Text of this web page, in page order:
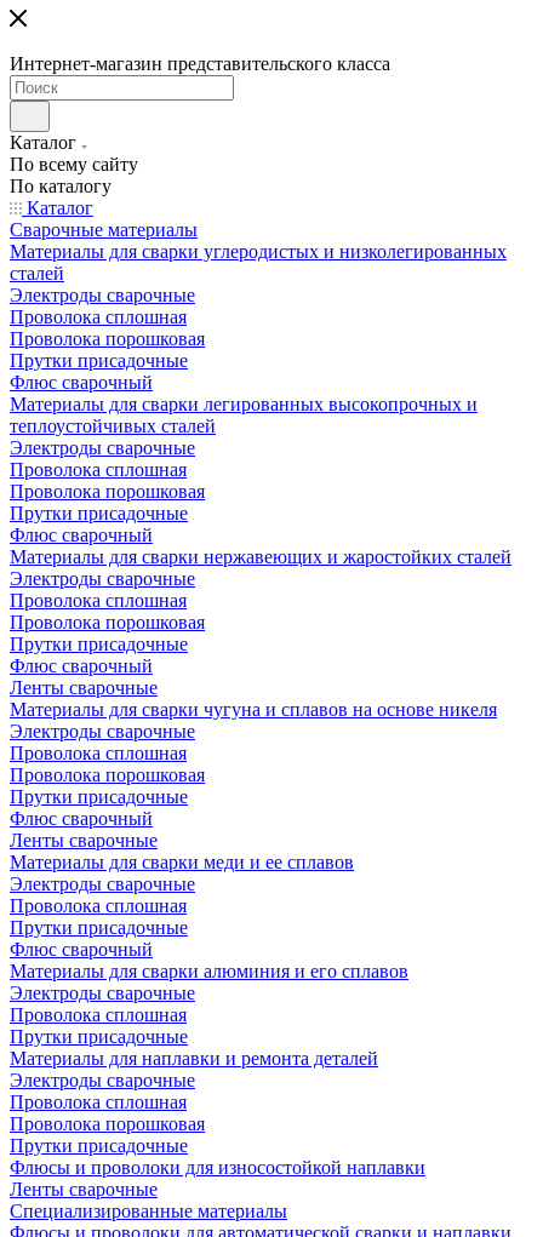
Интернет-магазин представительского класса
Каталог
По всему сайту
По каталогу
Каталог
Сварочные материалы
Материалы для сварки углеродистых и низколегированных
сталей
Электроды сварочные
Проволока сплошная
Проволока порошковая
Прутки присадочные
Флюс сварочный
Материалы для сварки легированных высокопрочных и
теплоустойчивых сталей
Электроды сварочные
Проволока сплошная
Проволока порошковая
Прутки присадочные
Флюс сварочный
Материалы для сварки нержавеющих и жаростойких сталей
Электроды сварочные
Проволока сплошная
Проволока порошковая
Прутки присадочные
Флюс сварочный
Ленты сварочные
Материалы для сварки чугуна и сплавов на основе никеля
Электроды сварочные
Проволока сплошная
Проволока порошковая
Прутки присадочные
Флюс сварочный
Ленты сварочные
Материалы для сварки меди и ее сплавов
Электроды сварочные
Проволока сплошная
Прутки присадочные
Флюс сварочный
Материалы для сварки алюминия и его сплавов
Электроды сварочные
Проволока сплошная
Прутки присадочные
Материалы для наплавки и ремонта деталей
Электроды сварочные
Проволока сплошная
Проволока порошковая
Прутки присадочные
Флюсы и проволоки для износостойкой наплавки
Ленты сварочные
Специализированные материалы
Флюсы и проволоки для автоматической сварки и наплавки